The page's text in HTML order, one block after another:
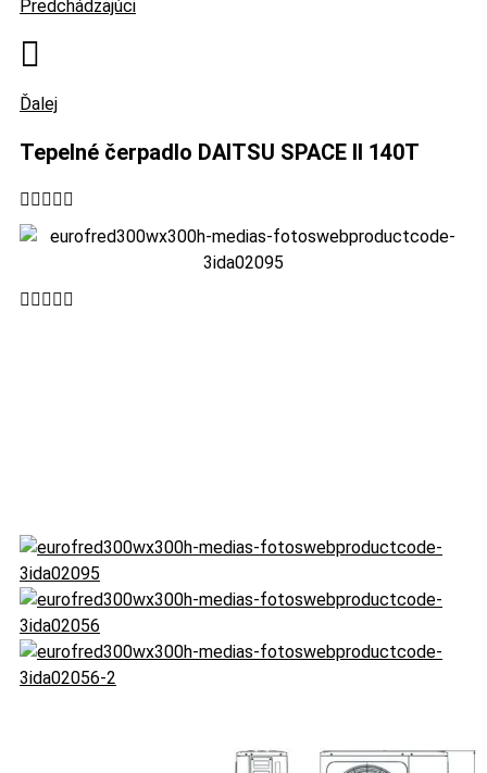
Predchádzajúci
Ďalej
Tepelné čerpadlo DAITSU SPACE II 140T